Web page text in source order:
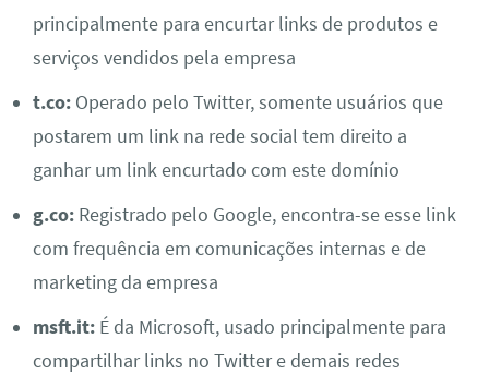
principalmente para encurtar links de produtos e
serviços vendidos pela empresa
t.co: Operado pelo Twitter, somente usuários que
postarem um link na rede social tem direito a
ganhar um link encurtado com este domínio
g.co: Registrado pelo Google, encontra-se esse link
com frequência em comunicações internas e de
marketing da empresa
msft.it: É da Microsoft, usado principalmente para
compartilhar links no Twitter e demais redes